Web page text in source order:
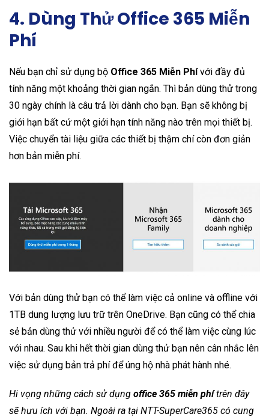
4. Dùng Thử Office 365 Miễn
Phí
Nếu bạn chỉ sử dụng bộ Office 365 Miễn Phívới đầy đủ
tính năng một khoảng thời gian ngắn. Thì bản dùng thử trong
30 ngày chính là câu trả lời dành cho bạn. Bạn sẽ không bị
giới hạn bất cứ một giới hạn tính năng nào trên mọi thiết bị.
Việc chuyển tài liệu giữa các thiết bị thậm chí còn đơn giản
hơn bản miễn phí.
Với bản dùng thử bạn có thể làm việc cả online và offline với
1TB dung lượng lưu trữ trên OneDrive. Bạn cũng có thể chia
sẻ bản dùng thử với nhiều người để có thể làm việc cùng lúc
với nhau. Sau khi hết thời gian dùng thử bạn nên cân nhắc lên
việc sử dụng bản trả phí để úng hộ nhà phát hành nhé.
Hi vọng những cách sử dụng office 365 miễn phítrên đây
sẽ hưu ích với bạn. Ngoài ra tại NTT-SuperCare365 có cung